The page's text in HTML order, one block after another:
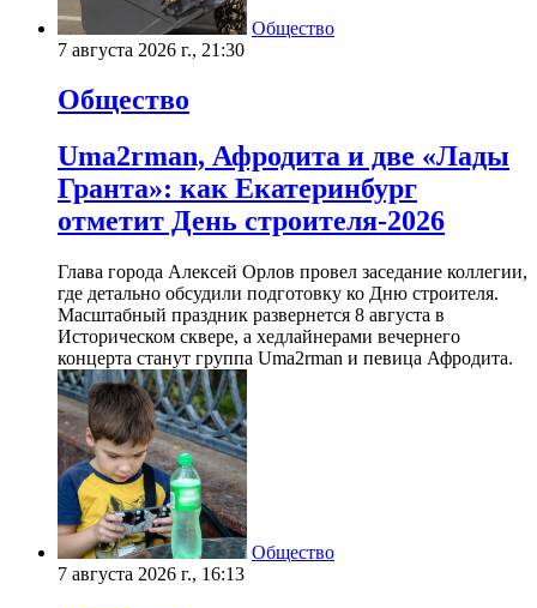
Общество
7 августа 2026 г., 21:30
Общество
Uma2rman, Афродита и две «Лады
Гранта»: как Екатеринбург
отметит День строителя-2026
Глава города Алексей Орлов провел заседание коллегии,
где детально обсудили подготовку ко Дню строителя.
Масштабный праздник развернется 8 августа в
Историческом сквере, а хедлайнерами вечернего
концерта станут группа Uma2rman и певица Афродита.
Общество
7 августа 2026 г., 16:13